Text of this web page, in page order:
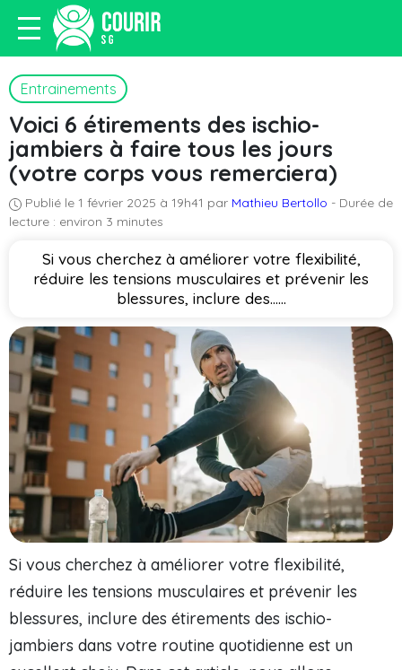
Entrainements
Voici 6 étirements des ischio-
jambiers à faire tous les jours
(votre corps vous remerciera)
Publié le 1 février 2025 à 19h41 par Mathieu Bertollo - Durée de
lecture : environ 3 minutes
Si vous cherchez à améliorer votre flexibilité,
réduire les tensions musculaires et prévenir les
blessures, inclure des…...
Si vous cherchez à améliorer votre flexibilité,
réduire les tensions musculaires et prévenir les
blessures, inclure des étirements des ischio-
jambiers dans votre routine quotidienne est un